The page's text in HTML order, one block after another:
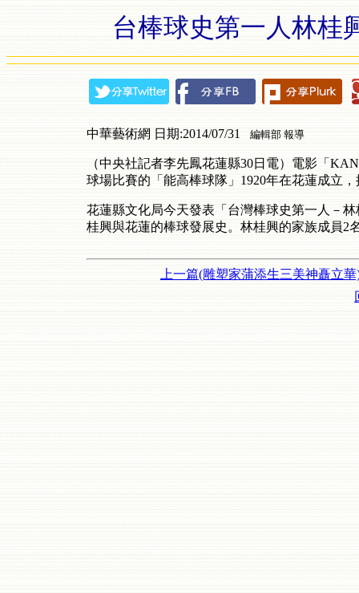
台棒球史第一人林桂
中華藝術網 日期:2014/07/31 編輯部 報導
（中央社記者李先鳳花蓮縣30日電）電影「
球場比賽的「能高棒球隊」1920年在花蓮成立
花蓮縣文化局今天發表「台灣棒球史第一人－
桂興與花蓮的棒球發展史。林桂興的家族成員2
上一篇(雕塑家蒲添生三美神矗立華